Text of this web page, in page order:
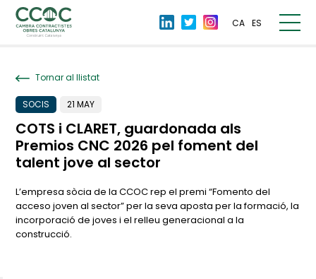
CA ES
Tornar al llistat
SOCIS 21 MAY
COTS i CLARET, guardonada als
Premios CNC 2026 pel foment del
talent jove al sector
L’empresa sòcia de la CCOC rep el premi “Fomento del
acceso joven al sector” per la seva aposta per la formació, la
incorporació de joves i el relleu generacional a la
construcció.